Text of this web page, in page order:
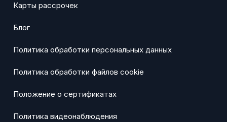
Карты рассрочек
Блог
Политика обработки персональных данных
Политика обработки файлов cookie
Положение о сертификатах
Политика видеонаблюдения